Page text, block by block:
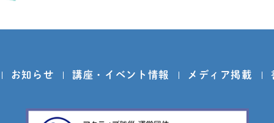
お知らせ 講座・イベント情報 メディア掲載